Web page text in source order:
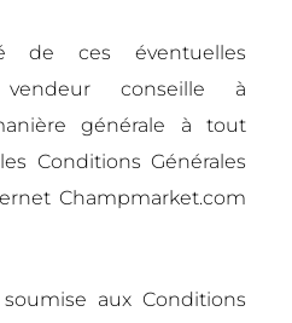
de ces éventuelles
conseille à
générale à tout
Conditions Générales
Champmarket.com
aux Conditions